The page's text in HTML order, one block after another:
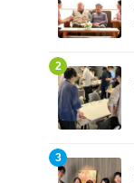
2
を読む
3
を読む